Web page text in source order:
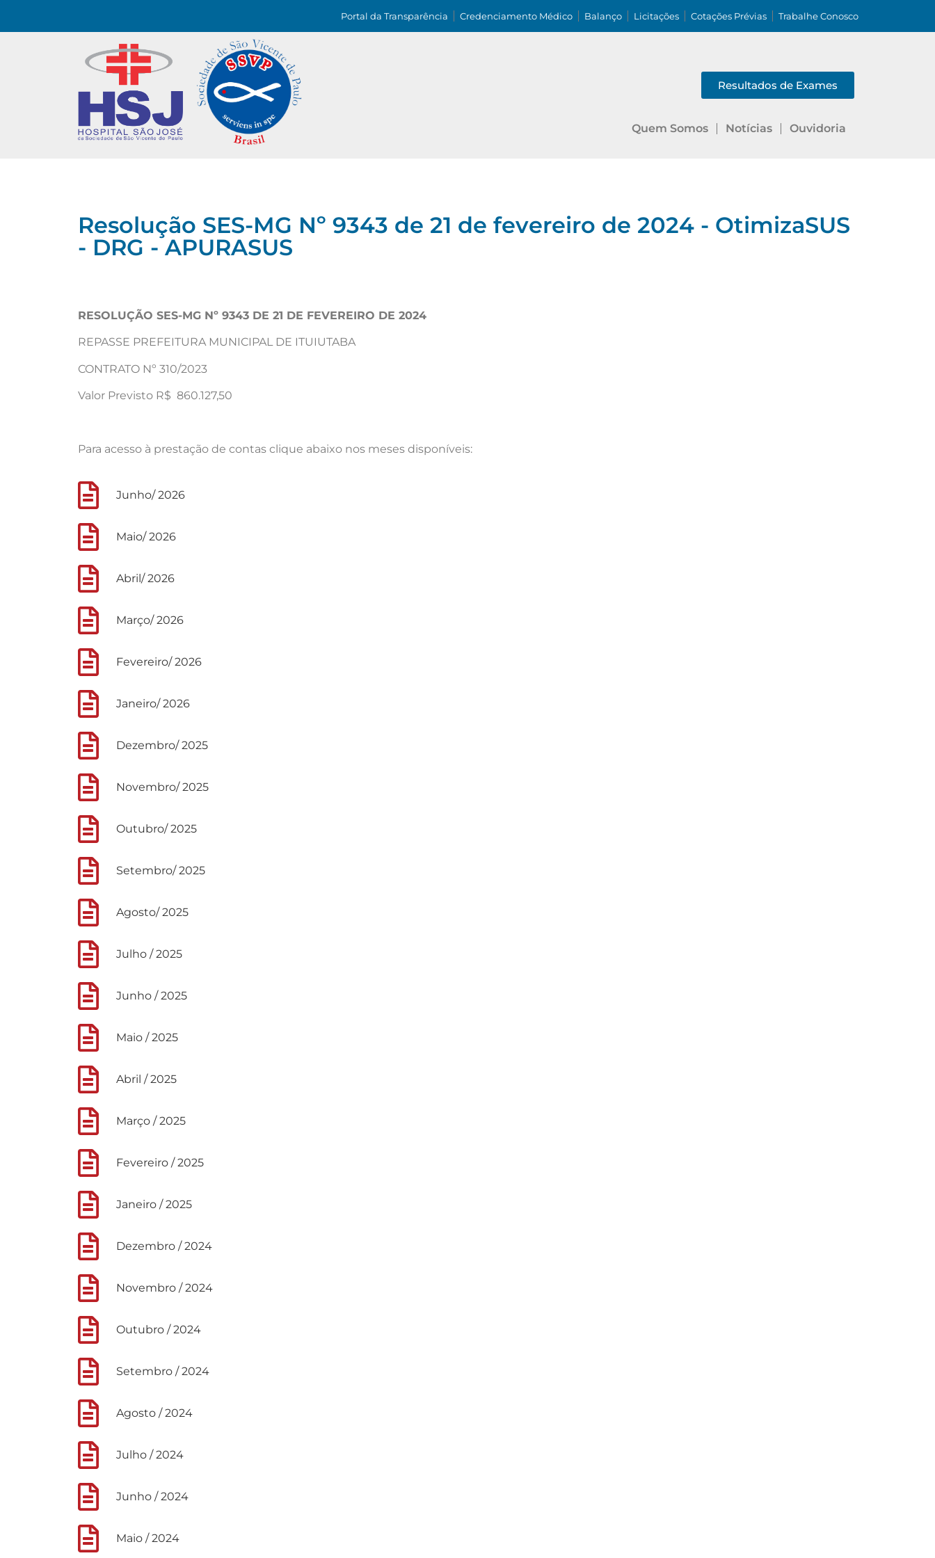
Portal da Transparência Credenciamento Médico Balanço Licitações Cotações Prévias Trabalhe Conosco
Resultados de Exames
Quem Somos Notícias Ouvidoria
Resolução SES-MG Nº 9343 de 21 de fevereiro de 2024 - OtimizaSUS
- DRG - APURASUS
RESOLUÇÃO SES-MG Nº 9343 DE 21 DE FEVEREIRO DE 2024
REPASSE PREFEITURA MUNICIPAL DE ITUIUTABA
CONTRATO Nº 310/2023
Valor Previsto R$ 860.127,50
Para acesso à prestação de contas clique abaixo nos meses disponíveis:
Junho/ 2026
Maio/ 2026
Abril/ 2026
Março/ 2026
Fevereiro/ 2026
Janeiro/ 2026
Dezembro/ 2025
Novembro/ 2025
Outubro/ 2025
Setembro/ 2025
Agosto/ 2025
Julho / 2025
Junho / 2025
Maio / 2025
Abril / 2025
Março / 2025
Fevereiro / 2025
Janeiro / 2025
Dezembro / 2024
Novembro / 2024
Outubro / 2024
Setembro / 2024
Agosto / 2024
Julho / 2024
Junho / 2024
Maio / 2024